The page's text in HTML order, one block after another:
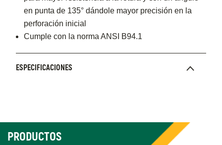
en punta de 135° dándole mayor precisión en la
perforación inicial
Cumple con la norma ANSI B94.1
ESPECIFICACIONES
PRODUCTOS